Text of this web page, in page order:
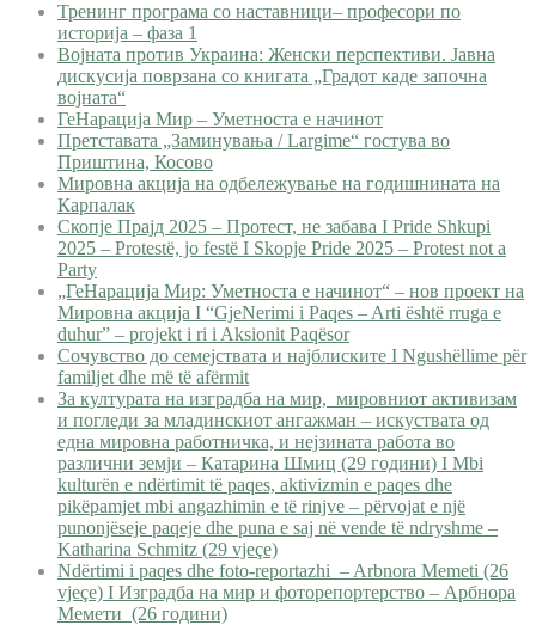
Тренинг програма со наставници– професори по
историја – фаза 1
Војната против Украина: Женски перспективи. Јавна
дискусија поврзана со книгата „Градот каде започна
војната“
ГеНарација Мир – Уметноста е начинот
Претставата „Заминувања / Largime“ гостува во
Приштина, Косово
Мировна акција на одбележување на годишнината на
Карпалак
Скопје Прајд 2025 – Протест, не забава I Pride Shkupi
2025 – Protestë, jo festë I Skopje Pride 2025 – Protest not a
Party
„ГеНарација Мир: Уметноста е начинот“ – нов проект на
Мировна акција I “GjeNerimi i Paqes – Arti është rruga e
duhur” – projekt i ri i Aksionit Paqësor
Сочувство до семејствата и најблиските I Ngushëllime për
familjet dhe më të afërmit
За културата на изградба на мир, мировниот активизам
и погледи за младинскиот ангажман – искуствата од
една мировна работничка, и нејзината работа во
различни земји – Катарина Шмиц (29 години) I Mbi
kulturën e ndërtimit të paqes, aktivizmin e paqes dhe
pikëpamjet mbi angazhimin e të rinjve – përvojat e një
punonjëseje paqeje dhe puna e saj në vende të ndryshme –
Katharina Schmitz (29 vjeçe)
Ndërtimi i paqes dhe foto-reportazhi – Arbnora Memeti (26
vjeçe) I Изградба на мир и фоторепортерство – Арбнора
Мемети (26 години)